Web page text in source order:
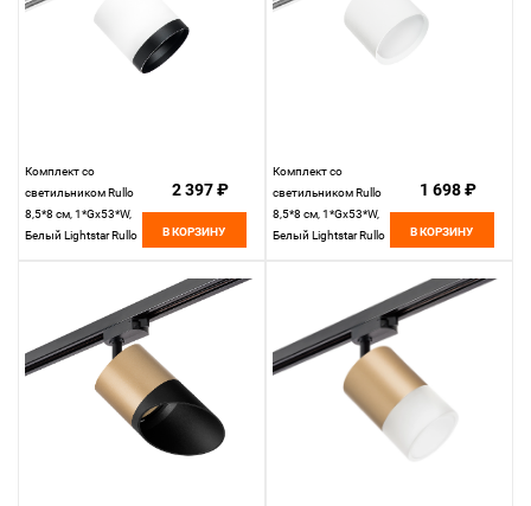
Комплект со
светильником Rullo
8,5*8 см, 1*Gx53*W,
Белый Lightstar Rullo
2 397 ₽
В КОРЗИНУ
Комплект со
светильником Rullo
8,5*8 см, 1*Gx53*W,
Белый Lightstar Rullo
1 698 ₽
В КОРЗИНУ